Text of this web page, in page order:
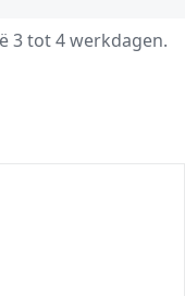
3 tot 4 werkdagen.